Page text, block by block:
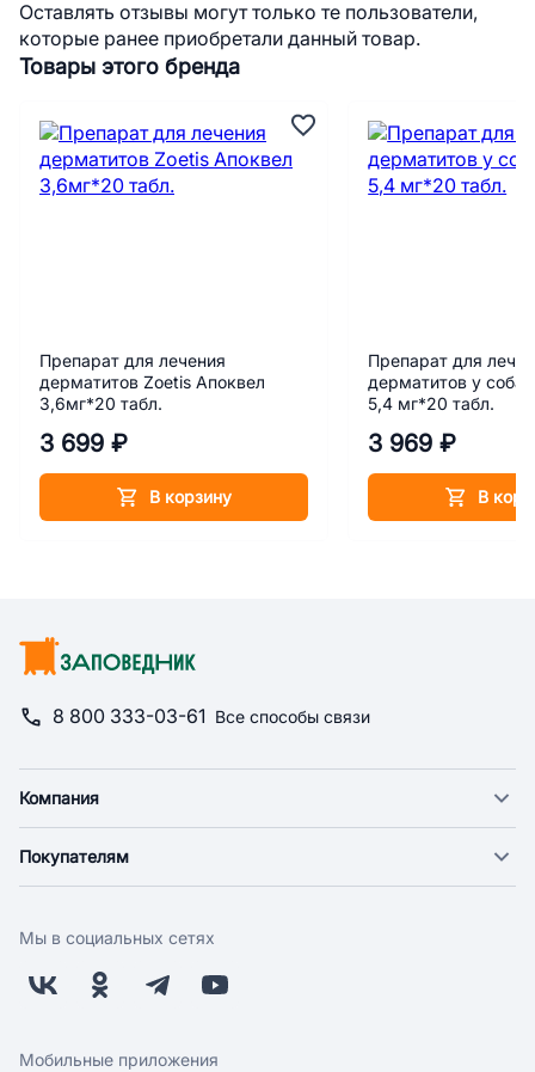
Товары этого бренда
Препарат для лечения
дерматитов Zoetis Апоквел
3,6мг*20 табл.
3 699 ₽
В корзину
Препарат для
дерматитов у
5,4 мг*20 табл.
3 969 ₽
В
Оставлять отзывы могут только те пользователи,
которые ранее приобретали данный товар.
8 800 333-03-61 Все способы связи
Компания
Новости
Поставщикам
Заводчикам
Обратная связь
Покупателям
Оплата
Бонусная программа
Скидки и акции
Мы в социальных сетях
Мобильные приложения